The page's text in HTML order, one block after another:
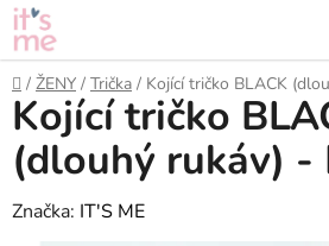
Přejít
na
obsah
Domů
/ ŽENY / Trička / Kojící tričko BLACK
Kojící tričko
(dlouhý rukáv) -
Značka: IT'S ME